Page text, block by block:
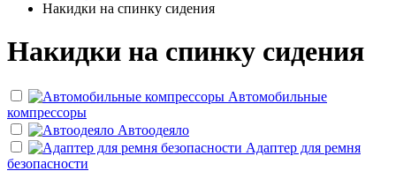
Накидки на спинку сидения
Накидки на спинку сидения
Автомобильные
компрессоры
Автоодеяло
Адаптер для ремня
безопасности